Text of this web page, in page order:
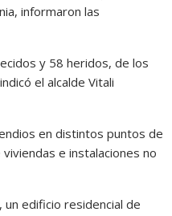
informaron las
y 58 heridos, de los
el alcalde Vitali
en distintos puntos de
e instalaciones no
edificio residencial de